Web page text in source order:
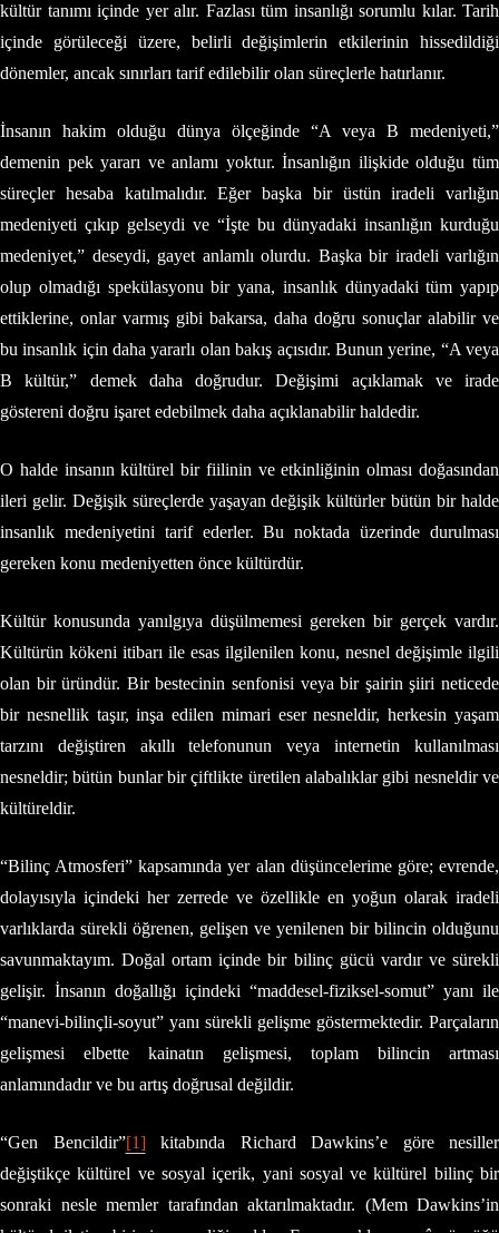
kültür tanımı içinde yer alır. Fazlası tüm insanlığı sorumlu kılar. Tarih
içinde görüleceği üzere, belirli değişimlerin etkilerinin hissedildiği
dönemler, ancak sınırları tarif edilebilir olan süreçlerle hatırlanır.
İnsanın hakim olduğu dünya ölçeğinde “A veya B medeniyeti,”
demenin pek yararı ve anlamı yoktur. İnsanlığın ilişkide olduğu tüm
süreçler hesaba katılmalıdır. Eğer başka bir üstün iradeli varlığın
medeniyeti çıkıp gelseydi ve “İşte bu dünyadaki insanlığın kurduğu
medeniyet,” deseydi, gayet anlamlı olurdu. Başka bir iradeli varlığın
olup olmadığı spekülasyonu bir yana, insanlık dünyadaki tüm yapıp
ettiklerine, onlar varmış gibi bakarsa, daha doğru sonuçlar alabilir ve
bu insanlık için daha yararlı olan bakış açısıdır. Bunun yerine, “A veya
B kültür,” demek daha doğrudur. Değişimi açıklamak ve irade
göstereni doğru işaret edebilmek daha açıklanabilir haldedir.
O halde insanın kültürel bir fiilinin ve etkinliğinin olması doğasından
ileri gelir. Değişik süreçlerde yaşayan değişik kültürler bütün bir halde
insanlık medeniyetini tarif ederler. Bu noktada üzerinde durulması
gereken konu medeniyetten önce kültürdür.
Kültür konusunda yanılgıya düşülmemesi gereken bir gerçek vardır.
Kültürün kökeni itibarı ile esas ilgilenilen konu, nesnel değişimle ilgili
olan bir üründür. Bir bestecinin senfonisi veya bir şairin şiiri neticede
bir nesnellik taşır, inşa edilen mimari eser nesneldir, herkesin yaşam
tarzını değiştiren akıllı telefonunun veya internetin kullanılması
nesneldir; bütün bunlar bir çiftlikte üretilen alabalıklar gibi nesneldir ve
kültüreldir.
“Bilinç Atmosferi” kapsamında yer alan düşüncelerime göre; evrende,
dolayısıyla içindeki her zerrede ve özellikle en yoğun olarak iradeli
varlıklarda sürekli öğrenen, gelişen ve yenilenen bir bilincin olduğunu
savunmaktayım. Doğal ortam içinde bir bilinç gücü vardır ve sürekli
gelişir. İnsanın doğallığı içindeki “maddesel-fiziksel-somut” yanı ile
“manevi-bilinçli-soyut” yanı sürekli gelişme göstermektedir. Parçaların
gelişmesi elbette kainatın gelişmesi, toplam bilincin artması
anlamındadır ve bu artış doğrusal değildir.
“Gen Bencildir”[1]kitabında Richard Dawkins’e göre nesiller
değiştikçe kültürel ve sosyal içerik, yani sosyal ve kültürel bilinç bir
sonraki nesle memler tarafından aktarılmaktadır. (Mem Dawkins’in